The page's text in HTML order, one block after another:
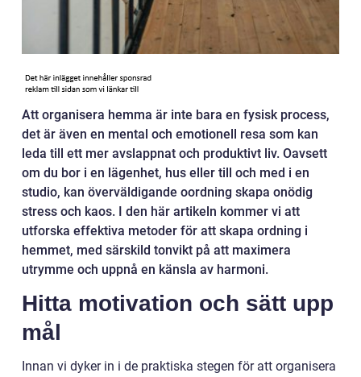
Att organisera hemma är inte bara en fysisk process,
det är även en mental och emotionell resa som kan
leda till ett mer avslappnat och produktivt liv. Oavsett
om du bor i en lägenhet, hus eller till och med i en
studio, kan överväldigande oordning skapa onödig
stress och kaos. I den här artikeln kommer vi att
utforska effektiva metoder för att skapa ordning i
hemmet, med särskild tonvikt på att maximera
utrymme och uppnå en känsla av harmoni.
Hitta motivation och sätt upp
mål
Innan vi dyker in i de praktiska stegen för att organisera